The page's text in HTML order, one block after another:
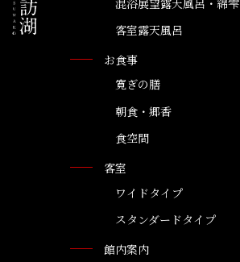
客室露天風呂
お食事
寛ぎの膳
朝食・郷香
食空間
客室
ワイドタイプ
スタンダードタイプ
館内案内